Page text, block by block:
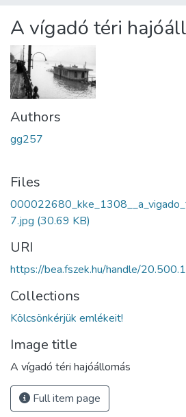
Statistics
About us
A vígadó téri
Authors
gg257
Files
7.jpg (30.69 KB)
URI
https://bea.fszek.hu/handle/
Collections
Kölcsönkérjük emlékeit!
Image title
A vígadó téri hajóállomás
Full item page